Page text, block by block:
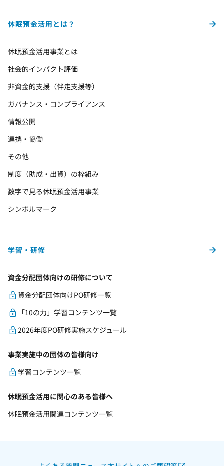
休眠預金活用とは？
休眠預金活用事業とは
社会的インパクト評価
非資金的支援（伴走支援等）
ガバナンス・コンプライアンス
情報公開
連携・協働
その他
制度（助成・出資）の枠組み
数字で見る休眠預金活用事業
シンボルマーク
学習・研修
資金分配団体向けの研修について
資金分配団体向けPO研修一覧
「10の力」学習コンテンツ一覧
2026年度PO研修実施スケジュール
事業実施中の団体の皆様向け
学習コンテンツ一覧
休眠預金活用に関心のある皆様へ
休眠預金活用関連コンテンツ一覧